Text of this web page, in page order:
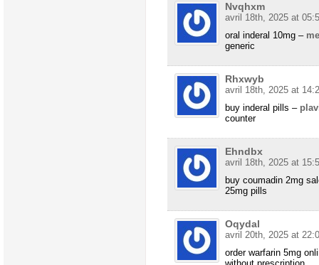
Nvqhxm
avril 18th, 2025 at
oral inderal 10mg –
generic
Rhxwyb
avril 18th, 2025 at
buy inderal pills –
counter
Ehndbx
avril 18th, 2025 at
buy coumadin 2mg
25mg pills
Oqydal
avril 20th, 2025 at
order warfarin 5mg